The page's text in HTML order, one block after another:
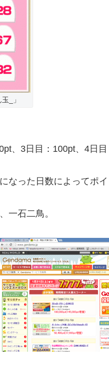
_」
、3日目：100pt、4日
なった日数によってポ
一石二鳥。